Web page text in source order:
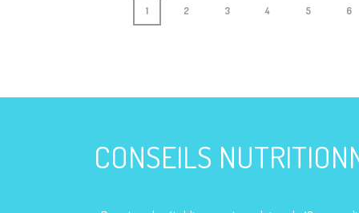
1 2 3 4 5 6
CONSEILS